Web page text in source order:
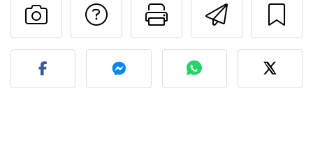
Imprimer
Poser une
Publier votre photo de